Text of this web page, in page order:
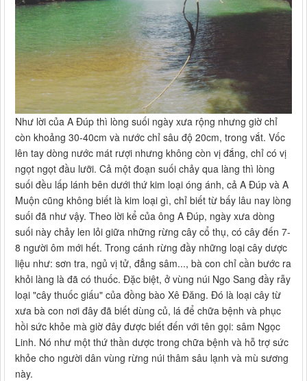
Như lời của A Đúp thì lòng suối ngày xưa rộng nhưng giờ chỉ
còn khoảng 30-40cm và nước chỉ sâu độ 20cm, trong vắt. Vốc
lên tay dòng nước mát rượi nhưng không còn vị đắng, chỉ có vị
ngọt ngọt đầu lưỡi. Cả một đoạn suối chảy qua làng thì lòng
suối đều lấp lánh bên dưới thứ kim loại óng ánh, cả A Đúp và A
Muộn cũng không biết là kim loại gì, chỉ biết từ bấy lâu nay lòng
suối đã như vậy. Theo lời kể của ông A Đúp, ngày xưa dòng
suối này chảy len lỏi giữa những rừng cây cổ thụ, có cây đến 7-
8 người ôm mới hết. Trong cánh rừng đầy những loại cây dược
liệu như: sơn tra, ngủ vị tử, đẳng sâm..., bà con chỉ cần bước ra
khỏi làng là đã có thuốc. Đặc biệt, ở vùng núi Ngo Sang đầy rẫy
loại "cây thuốc giấu" của đồng bào Xê Đăng. Đó là loại cây từ
xưa bà con nơi đây đã biết dùng củ, lá để chữa bệnh và phục
hồi sức khỏe mà giờ đây được biết đến với tên gọi: sâm Ngọc
Linh. Nó như một thứ thần dược trong chữa bệnh và hỗ trợ sức
khỏe cho người dân vùng rừng núi thâm sâu lạnh và mù sương
này.